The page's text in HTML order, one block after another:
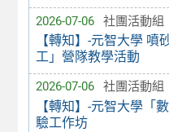
2026-07-06 社團活動組
【轉知】-元智大學 噴
工」營隊教學活動
2026-07-06 社團活動組
【轉知】-元智大學「
驗工作坊